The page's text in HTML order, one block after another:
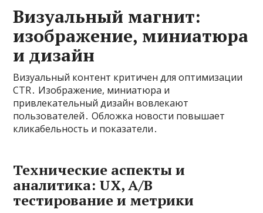
Визуальный магнит:
изображение, миниатюра
и дизайн
Визуальный контент критичен для оптимизации
CTR․ Изображение, миниатюра и
привлекательный дизайн вовлекают
пользователей․ Обложка новости повышает
кликабельность и показатели․
Технические аспекты и
аналитика: UX, A/B
тестирование и метрики